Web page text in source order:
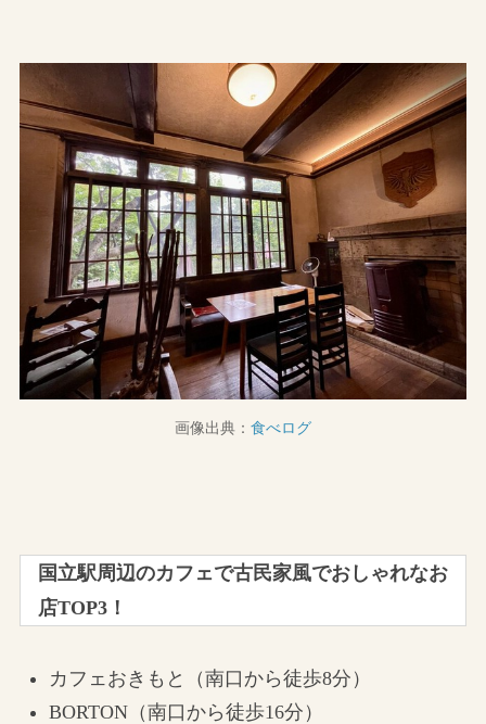
画像出典： 食べログ
国立駅周辺のカフェで古民家風でおしゃれなお
店TOP3！
カフェおきもと（南口から徒歩8分）
BORTON（南口から徒歩16分）